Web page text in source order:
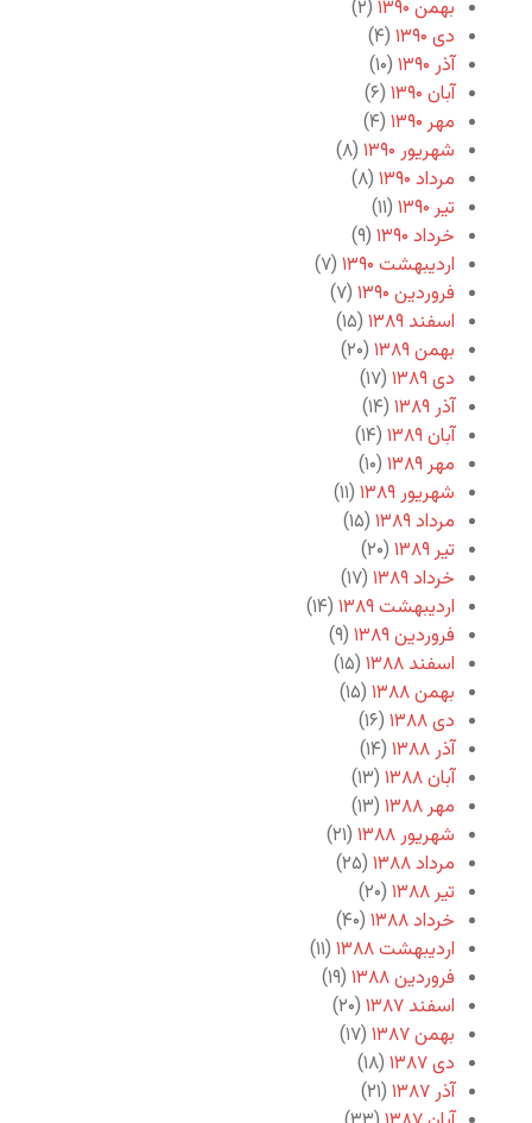
بهمن ۱۳۹۰
(۲)
دی ۱۳۹۰
(۴)
آذر ۱۳۹۰
(۱۰)
آبان ۱۳۹۰
(۶)
مهر ۱۳۹۰
(۴)
شهریور ۱۳۹۰
(۸)
مرداد ۱۳۹۰
(۸)
تیر ۱۳۹۰
(۱۱)
خرداد ۱۳۹۰
(۹)
اردیبهشت ۱۳۹۰
(۷)
فروردین ۱۳۹۰
(۷)
اسفند ۱۳۸۹
(۱۵)
بهمن ۱۳۸۹
(۲۰)
دی ۱۳۸۹
(۱۷)
آذر ۱۳۸۹
(۱۴)
آبان ۱۳۸۹
(۱۴)
مهر ۱۳۸۹
(۱۰)
شهریور ۱۳۸۹
(۱۱)
مرداد ۱۳۸۹
(۱۵)
تیر ۱۳۸۹
(۲۰)
خرداد ۱۳۸۹
(۱۷)
اردیبهشت ۱۳۸۹
(۱۴)
فروردین ۱۳۸۹
(۹)
اسفند ۱۳۸۸
(۱۵)
بهمن ۱۳۸۸
(۱۵)
دی ۱۳۸۸
(۱۶)
آذر ۱۳۸۸
(۱۴)
آبان ۱۳۸۸
(۱۳)
مهر ۱۳۸۸
(۱۳)
شهریور ۱۳۸۸
(۲۱)
مرداد ۱۳۸۸
(۲۵)
تیر ۱۳۸۸
(۲۰)
خرداد ۱۳۸۸
(۴۰)
اردیبهشت ۱۳۸۸
(۱۱)
فروردین ۱۳۸۸
(۱۹)
اسفند ۱۳۸۷
(۲۰)
بهمن ۱۳۸۷
(۱۷)
دی ۱۳۸۷
(۱۸)
آذر ۱۳۸۷
(۲۱)